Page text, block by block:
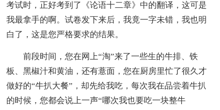
考试时，正好考到了《论语十二章》中的翻译，这可是
我最拿手的啊。试卷发下来后，我竟一字未错，我也明
白了，这是您严格要求的结果。
前段时间，您在网上“淘”来了一些生的牛排、铁
板、黑椒汁和黄油，还有薏面，您在厨房里忙了很久才
做好的“牛扒大餐”，却先给我吃，每次我在品尝着牛扒
的时候，您都会说上一声“哪次我也要吃一块整牛